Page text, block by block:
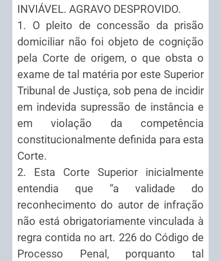
INVIÁVEL. AGRAVO DESPROVIDO.
1. O pleito de concessão da prisão
domiciliar não foi objeto de cognição
pela Corte de origem, o que obsta o
exame de tal matéria por este Superior
Tribunal de Justiça, sob pena de incidir
em indevida supressão de instância e
em violação da competência
constitucionalmente definida para esta
Corte.
2. Esta Corte Superior inicialmente
entendia que “a validade do
reconhecimento do autor de infração
não está obrigatoriamente vinculada à
regra contida no art. 226 do Código de
Processo Penal, porquanto tal